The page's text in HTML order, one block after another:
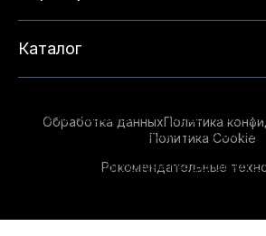
Каталог
Обработка данныхПолитика
Политика Cookie
Рекомендательные
опыта на нашем сайте. Продолжая
данный сайт, вы соглашаетесь с
технологий. Для получения